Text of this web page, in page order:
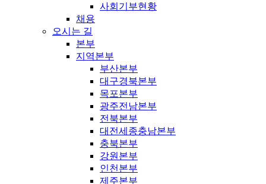
사회기부현황
채용
오시는 길
본부
지역본부
부산본부
대구경북본부
목포본부
광주전남본부
전북본부
대전세종충남본부
충북본부
강원본부
인천본부
제주본부